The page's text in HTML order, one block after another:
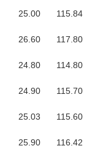
25.00 115.84
26.60 117.80
24.80 114.80
24.90 115.70
25.03 115.60
25.90 116.42